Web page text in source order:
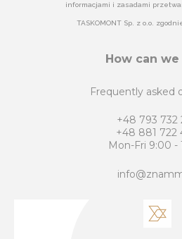
informacjami i zasadami
TASKOMONT Sp. z o.o.
How can
Frequently asked
+48 793 732
+48 881 722
Mon-Fri 9:00 -